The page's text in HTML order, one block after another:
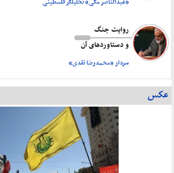
«عبدالناصر مکی» تحلیلگر فلسطینی
روایت جنگ
و دستاورد‌های آن
سردار «محمدرضا نقدی»
عکس